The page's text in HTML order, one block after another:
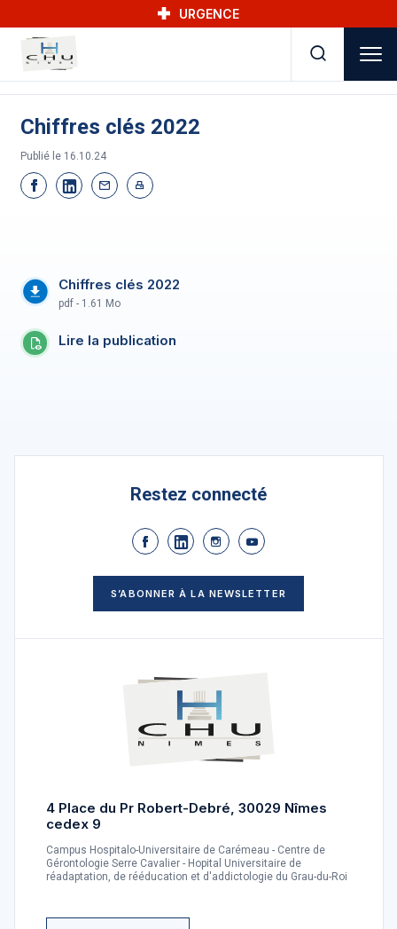
URGENCE
Chiffres clés 2022
Publié le 16.10.24
Chiffres clés 2022
pdf - 1.61 Mo
Lire la publication
Restez connecté
S’ABONNER À LA NEWSLETTER
4 Place du Pr Robert-Debré, 30029 Nîmes
cedex 9
Campus Hospitalo-Universitaire de Carémeau - Centre de
Gérontologie Serre Cavalier - Hopital Universitaire de
réadaptation, de rééducation et d'addictologie du Grau-du-Roi